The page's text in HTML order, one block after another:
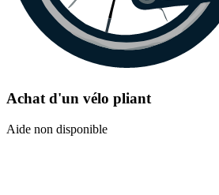
Achat d'un vélo pliant
Aide non disponible